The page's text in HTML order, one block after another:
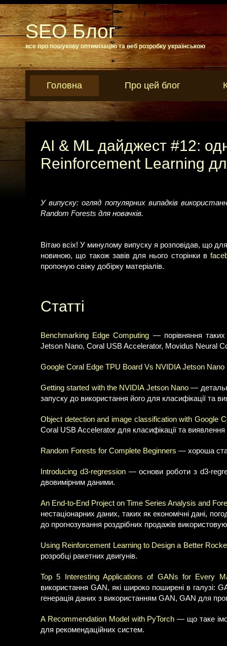
SEO Блог
все про пошукову оптимізацію та веб розробку українською
Головна Про цей блог
AI & ML дайджест #12:
Reinforcement Learning
У випуску: огляд популярних випадків
Random Forests для новачків.
Вітаю всіх! У минулому випуску я розповідав, що
новиною, що також завів для нього сторінки в
пропоную свіжу добірку матеріалів.
Статті
Benchmarking Edge Computing — порівняння
Jetson Nano, Coral USB Accelerator, Movidus Neural
Google Coral Edge TPU Board Vs NVIDIA Jetson Nano
Getting started with the NVIDIA Jetson Nano —
запуску до використання його для класифікації та
Object detection and image classification with Google
Coral USB Accelerator для класифікації та виявлення
Random Forests for Complete Beginners — хороша
Introducing d3-regression— основи роботи з d3-
двовимірним даними.
An End-to-End Project on Time Series Analysis and
нестаціонарних даних, таких як економічні дані,
до прогнозування роздрібних продажів
Using Reinforcement Learning to Design a Better
розробці ракетних двигунів.
Top 5 Interesting Applications of GANs for Every
використання GAN, які широко поширені в галузі:
генерація даних з використанням GAN, GAN для
A Recommendation Model with PyTorch — що таке
для рекомендаційних систем.